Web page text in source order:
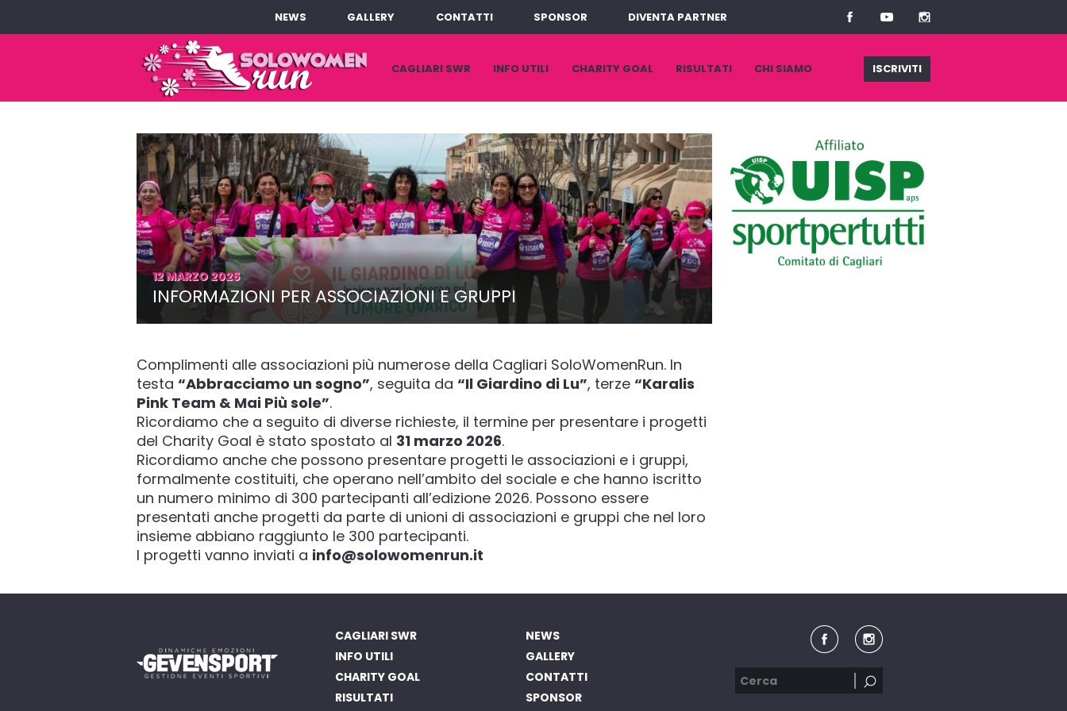
NEWS GALLERY CONTATTI SPONSOR DIVENTA PARTNER
VAI
CAGLIARI SWR INFO UTILI CHARITY GOAL RISULTATI CHI SIAMO ISCRIVITI
12 MARZO 2026
INFORMAZIONI PER ASSOCIAZIONI E GRUPPI
Complimenti alle associazioni più numerose della Cagliari SoloWomenRun. In
testa “Abbracciamo un sogno”, seguita da “Il Giardino di Lu”, terze “Karalis
Pink Team & Mai Più sole”.
Ricordiamo che a seguito di diverse richieste, il termine per presentare i progetti
del Charity Goal è stato spostato al 31 marzo 2026.
Ricordiamo anche che possono presentare progetti le associazioni e i gruppi,
formalmente costituiti, che operano nell’ambito del sociale e che hanno iscritto
un numero minimo di 300 partecipanti all’edizione 2026. Possono essere
presentati anche progetti da parte di unioni di associazioni e gruppi che nel loro
insieme abbiano raggiunto le 300 partecipanti.
I progetti vanno inviati a info@solowomenrun.it
CAGLIARI SWR
INFO UTILI
CHARITY GOAL
RISULTATI
NEWS
GALLERY
CONTATTI
SPONSOR